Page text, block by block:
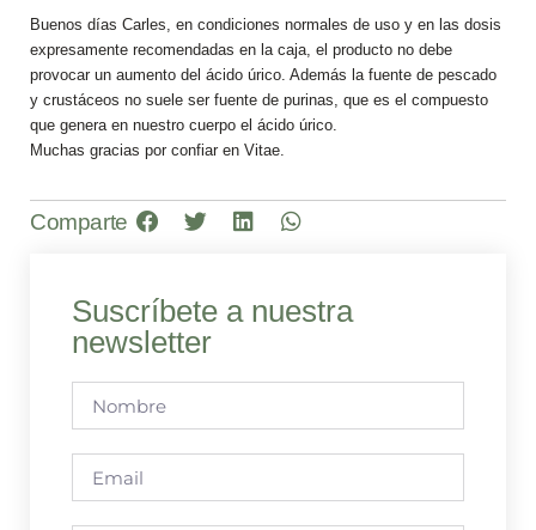
Buenos días Carles, en condiciones normales de uso y en las dosis
expresamente recomendadas en la caja, el producto no debe
provocar un aumento del ácido úrico. Además la fuente de pescado
y crustáceos no suele ser fuente de purinas, que es el compuesto
que genera en nuestro cuerpo el ácido úrico.
Muchas gracias por confiar en Vitae.
Comparte
Suscríbete a nuestra
newsletter